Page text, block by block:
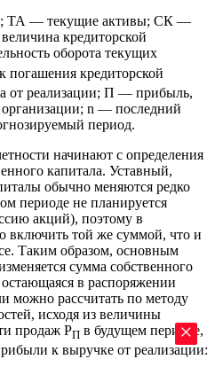
ТА — текущие активы; СК —
кредиторской
оборота текущих
погашения кредиторской
от реализации; П — прибыль,
n — последний
период.
начинают с определения
капитала. Уставный,
обычно меняются редко
периоде не планируется
акций), поэтому в
включить той же суммой, что и
Таким образом, основным
сумма собственного
в распоряжении
можно рассчитать по методу
исходя из величины
продаж РП в будущем периоде,
к выручке от реализации:
×